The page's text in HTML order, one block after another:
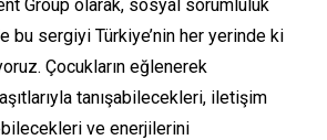
Group olarak, sosyal sorumluluk
bu sergiyi Türkiye’nin her yerinde ki
Çocukların eğlenerek
tanışabilecekleri, iletişim
ve enerjilerini